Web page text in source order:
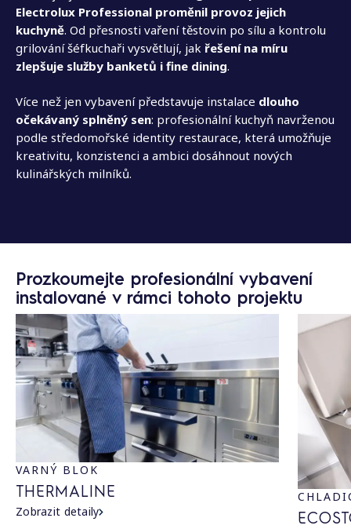
Electrolux Professional proměnil provoz jejich
kuchyně. Od přesnosti vaření těstovin po sílu a kontrolu
grilování šéfkuchaři vysvětlují, jak řešení na míru
zlepšuje služby banketů i fine dining.
Více než jen vybavení představuje instalace dlouho
očekávaný splněný sen: profesionální kuchyň navrženou
podle středomořské identity restaurace, která umožňuje
kreativitu, konzistenci a ambici dosáhnout nových
kulinářských milníků.
Prozkoumejte profesionální vybavení
instalované v rámci tohoto projektu
VARNÝ BLOK
THERMALINE
Zobrazit detaily